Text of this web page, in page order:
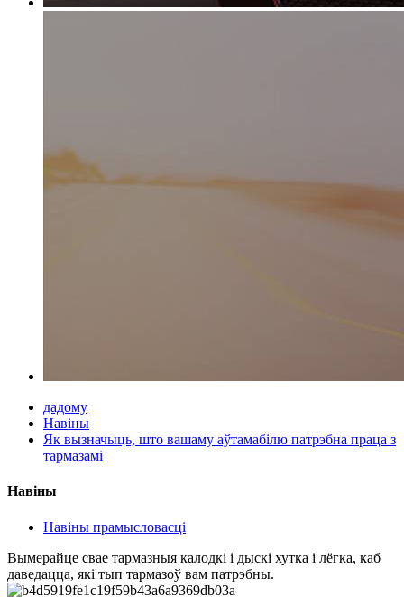
дадому
Навіны
Як вызначыць, што вашаму аўтамабілю патрэбна праца з
тармазамі
Навіны
Навіны прамысловасці
Вымерайце свае тармазныя калодкі і дыскі хутка і лёгка, каб
даведацца, які тып тармазоў вам патрэбны.